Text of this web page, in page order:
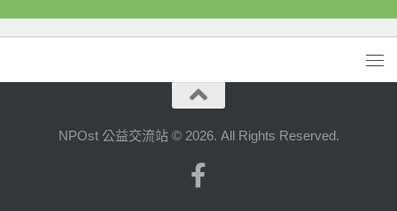
NPOst 公益交流站 © 2026. All Rights Reserved.